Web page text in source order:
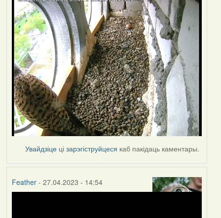
Увайдзіце цізарэгіструйцеся каб пакідаць каментары.
Feather- 27.04.2023 - 14:54